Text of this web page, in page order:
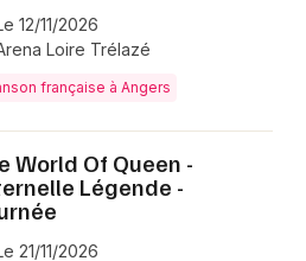
12/11/2026
Loire Trélazé
française à Angers
World Of Queen -
Légende -
21/11/2026